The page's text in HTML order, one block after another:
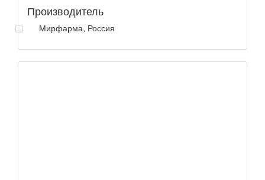
Производитель
Мирфарма, Россия